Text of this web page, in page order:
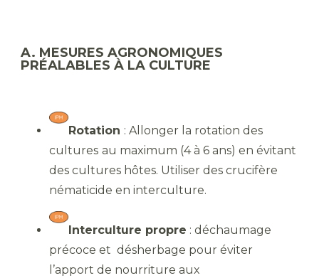
A. MESURES AGRONOMIQUES
PRÉALABLES À LA CULTURE
Rotation : Allonger la rotation des
cultures au maximum (4 à 6 ans) en évitant
des cultures hôtes. Utiliser des crucifère
nématicide en interculture.
Interculture propre : déchaumage
précoce et désherbage pour éviter
l’apport de nourriture aux